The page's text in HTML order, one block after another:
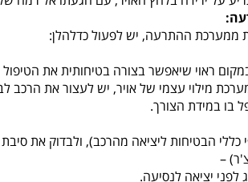
ממערכת ההתרעה, יש לפעול כדלהלן:
ראוי שיאפשר בצורה בטיחותית את
מילוי עצמי של אויר, יש לעצור את
בו במידת הצורך.
הבטיחות ליציאה מהרכב), ולבדוק את
–
יציאה לנסיעה.